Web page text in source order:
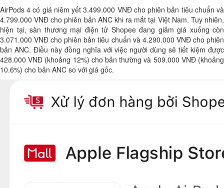
AirPods 4 có giá niêm yết 3.499.000 VNĐ cho phiên bản tiêu chuẩn và
4.799.000 VNĐ cho phiên bản ANC khi ra mắt tại Việt Nam. Tuy nhiên,
hiện tại, sàn thương mại điện tử Shopee đang giảm giá xuống còn
3.071.000 VNĐ cho phiên bản tiêu chuẩn và 4.290.000 VNĐ cho phiên
bản ANC. Điều này đồng nghĩa với việc người dùng sẽ tiết kiệm được
428.000 VNĐ (khoảng 12%) cho bản thường và 509.000 VNĐ (khoảng
10.6%) cho bản ANC so với giá gốc.